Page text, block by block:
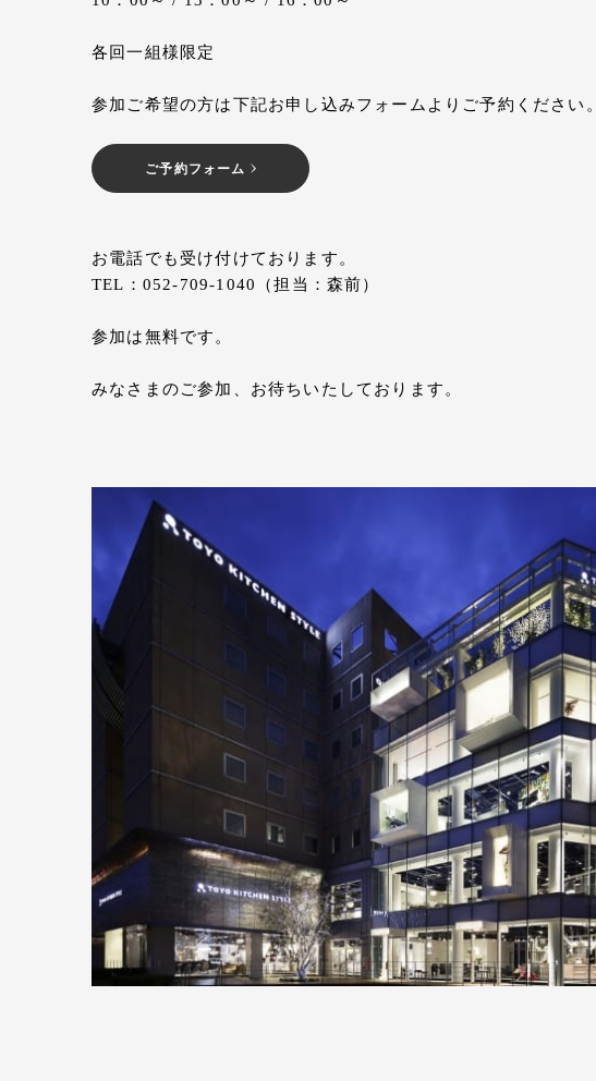
各回一組様限定
参加ご希望の方は下記お申し込みフォームよりご予約ください。
ご予約フォーム
お電話でも受け付けております。
TEL：052-709-1040（担当：森前）
参加は無料です。
みなさまのご参加、お待ちいたしております。